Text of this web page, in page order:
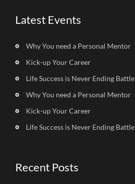
Latest Events
Why You need a Personal Mentor
Kick-up Your Career
Life Success is Never Ending Battle
Why You need a Personal Mentor
Kick-up Your Career
Life Success is Never Ending Battle
Recent Posts